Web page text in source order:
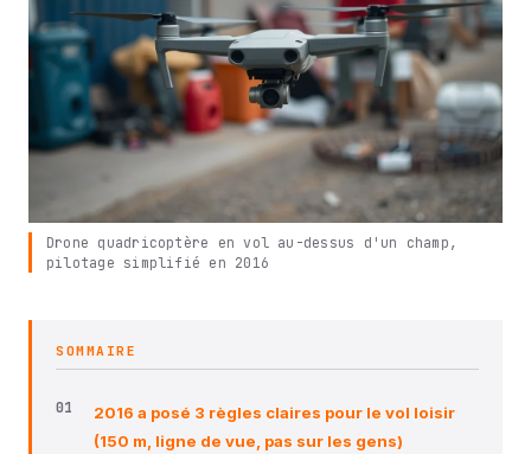
Drone quadricoptère en vol au-dessus d'un champ,
pilotage simplifié en 2016
SOMMAIRE
2016 a posé 3 règles claires pour le vol loisir
(150 m, ligne de vue, pas sur les gens)